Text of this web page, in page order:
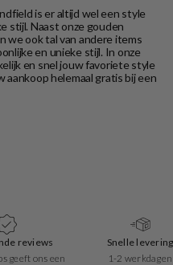
is er altijd wel een style
stijl. Naast onze gouden
we ook tal van andere items
en unieke stijl. In onze
en snel jouw favoriete style
aankoop helemaal gratis bij een
reviews
geeft ons een
Snelle levering
1-2 werkdagen